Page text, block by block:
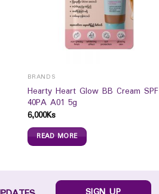
BRANDS
Hearty Heart Glow BB Cream SPF
40PA A01 5g
6,000Ks
READ MORE